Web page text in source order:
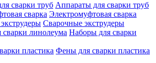
Аппараты для сварки труб
Электромуфтовая сварка
Сварочные экструдеры
Наборы для сварки
Фены для сварки пластика